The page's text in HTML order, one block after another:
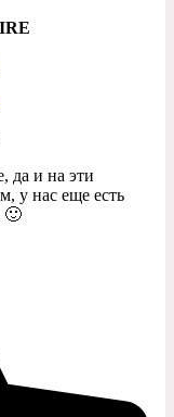
да и на эти
у нас еще есть
🙂